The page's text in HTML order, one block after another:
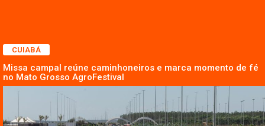
CUIABÁ
Missa campal reúne caminhoneiros e marca momento de fé
no Mato Grosso AgroFestival